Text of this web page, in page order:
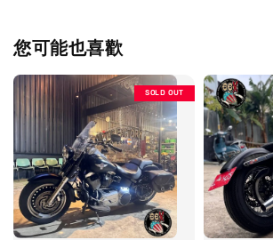
您可能也喜歡
SOLD OUT